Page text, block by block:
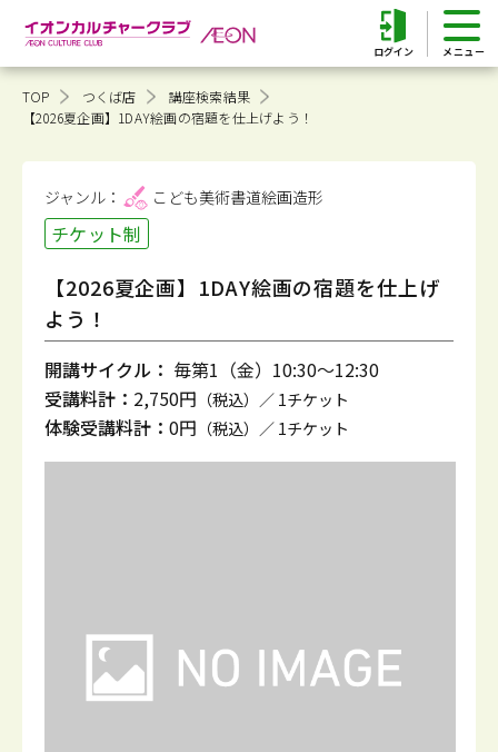
ログイン
TOP つくば店
講座検索結果
【2026夏企画】1DAY絵画の宿題を仕上げよう！
ジャンル： こども美術書道絵画造形
チケット制
【2026夏企画】1DAY絵画の宿題を仕上げ
よう！
開講サイクル： 毎第1（金）10:30～12:30
受講料計： 2,750円 （税込）／ 1チケット
体験受講料計： 0円 （税込）／ 1チケット